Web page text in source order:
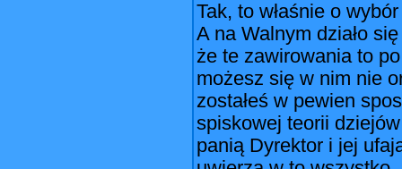
Tak, to właśnie o
A na Walnym działo
że te zawirowania to
możesz się w nim nie
zostałeś w pewien
spiskowej teorii
panią Dyrektor i jej